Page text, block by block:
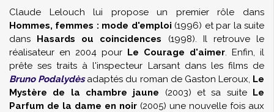
Claude Lelouch lui propose un premier rôle dans
Hommes, femmes : mode d'emploi (1996) et par la suite
dans Hasards ou coincidences (1998). Il retrouve le
réalisateur en 2004 pour Le Courage d'aimer. Enfin, il
prête ses traits à l'inspecteur Larsant dans les films de
Bruno Podalydèsadaptés du roman de Gaston Leroux, Le
Mystère de la chambre jaune (2003) et sa suite Le
Parfum de la dame en noir (2005) une nouvelle fois aux